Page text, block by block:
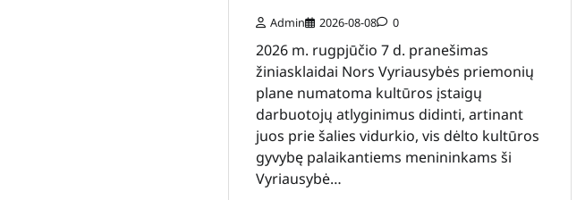
Admin 2026-08-08 0
2026 m. rugpjūčio 7 d. pranešimas
žiniasklaidai Nors Vyriausybės priemonių
plane numatoma kultūros įstaigų
darbuotojų atlyginimus didinti, artinant
juos prie šalies vidurkio, vis dėlto kultūros
gyvybę palaikantiems menininkams ši
Vyriausybė…